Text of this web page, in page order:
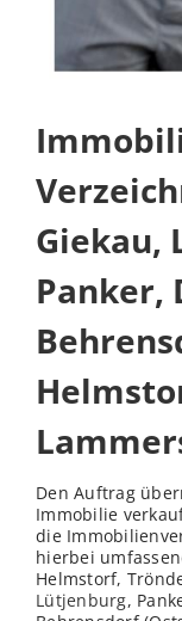
Giekau,
Panker,
Den Auftrag
Immobilie
die
hierbei
Helmstorf,
Lütjenburg,